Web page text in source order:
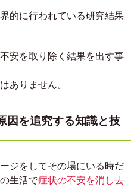
的に行われている研究結果
安を取り除く結果を出す事
ありません。
を追究する知識と技
ジをしてその場にいる時だ
生活で症状の不安を消し去